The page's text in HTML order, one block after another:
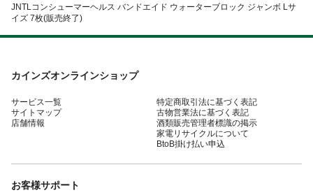
JNTLコンシューマーヘルス バンドエイド ウォーターブロック ジャンボ Lサ
イズ 7枚(販売終了)
カインズオンラインショップ
サービス一覧
サイトマップ
店舗情報
特定商取引法に基づく表記
古物営業法に基づく表記
酒類販売管理者標識の掲示
家電リサイクルについて
BtoB掛け払い申込
お客様サポート